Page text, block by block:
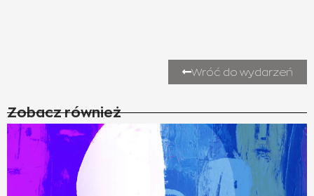
Wróć do wydarzeń
Zobacz również